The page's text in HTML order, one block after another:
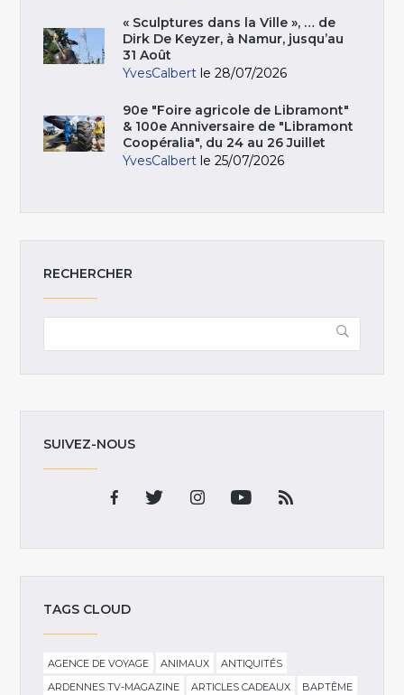
« Sculptures dans la Ville », … de
Dirk De Keyzer, à Namur, jusqu’au
31 Août
YvesCalbert le 28/07/2026
90e "Foire agricole de Libramont"
& 100e Anniversaire de "Libramont
Coopéralia", du 24 au 26 Juillet
YvesCalbert le 25/07/2026
RECHERCHER
SUIVEZ-NOUS
TAGS CLOUD
AGENCE DE VOYAGE ANIMAUX
ANTIQUITÉS
ARDENNES TV-MAGAZINE
ARTICLES CADEAUX
BAPTÊME